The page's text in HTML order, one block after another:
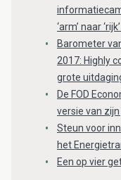
‘arm’ naar
Barometer
2017: Highly
grote
De FOD
versie van
Steun voor
het
Een op vier